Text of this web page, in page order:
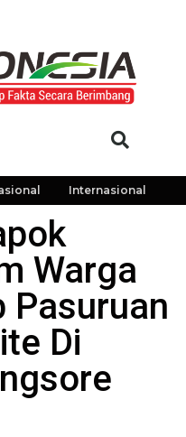
Internasional
Warga
Pasuruan
Di